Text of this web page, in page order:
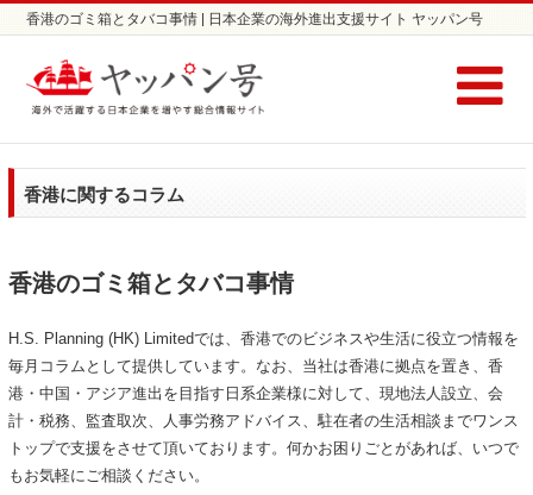
香港のゴミ箱とタバコ事情 | 日本企業の海外進出支援サイト ヤッパン号
香港に関するコラム
香港のゴミ箱とタバコ事情
H.S. Planning (HK) Limitedでは、香港でのビジネスや生活に役立つ情報を
毎月コラムとして提供しています。なお、当社は香港に拠点を置き、香
港・中国・アジア進出を目指す日系企業様に対して、現地法人設立、会
計・税務、監査取次、人事労務アドバイス、駐在者の生活相談までワンス
トップで支援をさせて頂いております。何かお困りごとがあれば、いつで
もお気軽にご相談ください。